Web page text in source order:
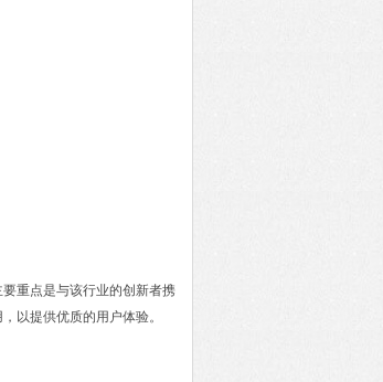
重点是与该行业的创新者携
以提供优质的用户体验。